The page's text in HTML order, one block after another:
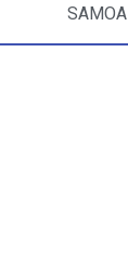
SAMOA